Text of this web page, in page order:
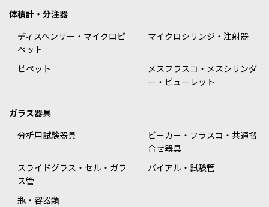
体積計・分注器
ディスペンサー・マイクロピ
ペット
マイクロシリンジ・注射器
ピペット
メスフラスコ・メスシリンダ
ー・ビューレット
ガラス器具
分析用試験器具
ビーカー・フラスコ・共通摺
合せ器具
スライドグラス・セル・ガラ
ス管
バイアル・試験管
瓶・容器類